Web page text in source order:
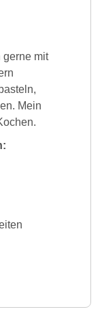
gerne mit
Mein